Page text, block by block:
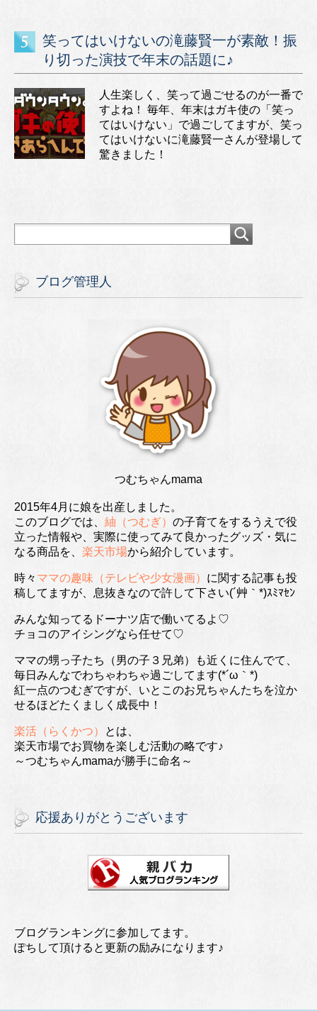
笑ってはいけないの滝藤賢一が素敵！振
り切った演技で年末の話題に♪
人生楽しく、笑って過ごせるのが一番で
すよね！ 毎年、年末はガキ使の「笑っ
てはいけない」で過ごしてますが、笑っ
てはいけないに滝藤賢一さんが登場して
驚きました！
ブログ管理人
つむちゃんmama
2015年4月に娘を出産しました。
このブログでは、 紬（つむぎ） の子育てをするうえで役
立った情報や、実際に使ってみて良かったグッズ・気に
なる商品を、 楽天市場から紹介しています。
時々 ママの趣味（テレビや少女漫画） に関する記事も投
稿してますが、息抜きなので許して下さい(´艸｀*)ｽﾐﾏｾﾝ
みんな知ってるドーナツ店で働いてるよ♡
チョコのアイシングなら任せて♡
ママの甥っ子たち（男の子３兄弟）も近くに住んでて、
毎日みんなでわちゃわちゃ過ごしてます(*´ω｀*)
紅一点のつむぎですが、いとこのお兄ちゃんたちを泣か
せるほどたくましく成長中！
楽活（らくかつ）
とは、
楽天市場でお買物を楽しむ活動の略です♪
～つむちゃんmamaが勝手に命名～
応援ありがとうございます
ブログランキングに参加してます。
ぽちして頂けると更新の励みになります♪